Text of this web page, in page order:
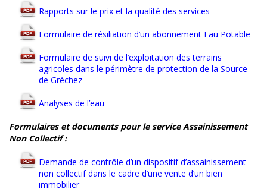
Rapports sur le prix et la qualité des services
Formulaire de résiliation d’un abonnement Eau Potable
Formulaire de suivi de l’exploitation des terrains
agricoles dans le périmètre de protection de la Source
de Gréchez
Analyses de l’eau
Formulaires et documents pour le service Assainissement
Non Collectif :
Demande de contrôle d’un dispositif d’assainissement
non collectif dans le cadre d’une vente d’un bien
immobilier